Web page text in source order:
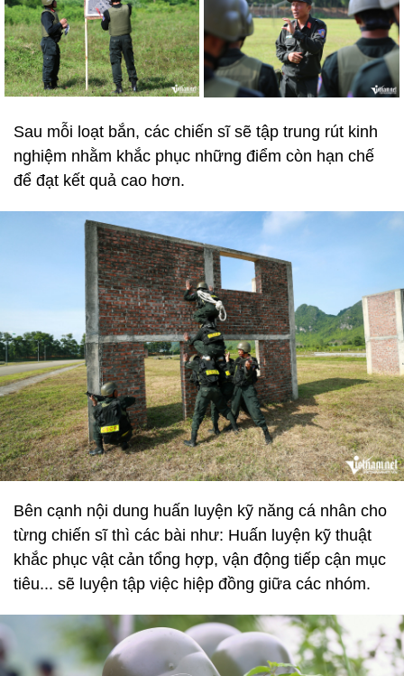
Sau mỗi loạt bắn, các chiến sĩ sẽ tập trung rút kinh
nghiệm nhằm khắc phục những điểm còn hạn chế
để đạt kết quả cao hơn.
Bên cạnh nội dung huấn luyện kỹ năng cá nhân cho
từng chiến sĩ thì các bài như: Huấn luyện kỹ thuật
khắc phục vật cản tổng hợp, vận động tiếp cận mục
tiêu... sẽ luyện tập việc hiệp đồng giữa các nhóm.